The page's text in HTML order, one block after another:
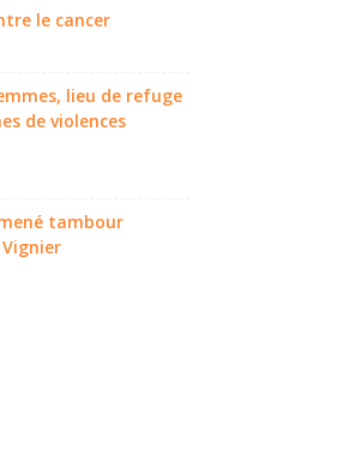
le cancer
lieu de refuge
de violences
tambour